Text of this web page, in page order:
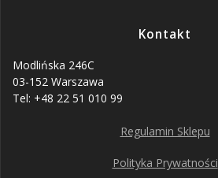
Kontakt
Modlińska 246C
03-152 Warszawa
Tel: +48 22 51 010 99
Regulamin Sklepu
Polityka Prywatności